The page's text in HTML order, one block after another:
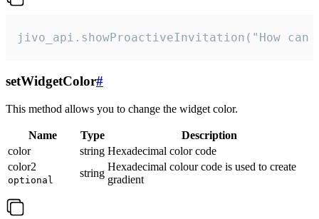
jivo_api.showProactiveInvitation("How
setWidgetColor#
This method allows you to change the widget color.
Name Type
Description
color
string Hexadecimal color code
color2
optional
string
Hexadecimal colour code is used to create
gradient